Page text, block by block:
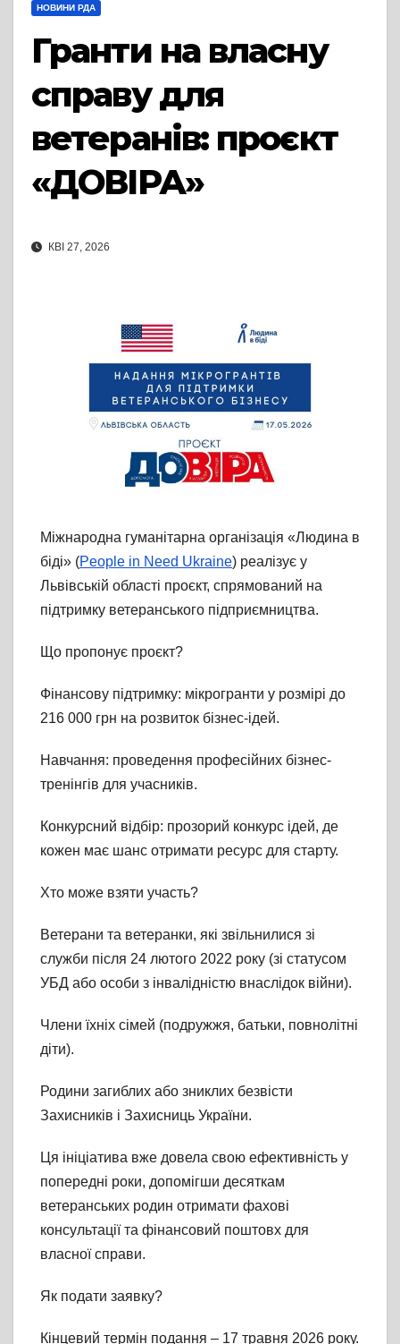
НОВИНИ РДА
Гранти на власну
справу для
ветеранів: проєкт
«ДОВІРА»
КВІ 27, 2026
Міжнародна гуманітарна організація «Людина в
біді» (People in Need Ukraine) реалізує у
Львівській області проєкт, спрямований на
підтримку ветеранського підприємництва.
Що пропонує проєкт?
Фінансову підтримку: мікрогранти у розмірі до
216 000 грн на розвиток бізнес-ідей.
Навчання: проведення професійних бізнес-
тренінгів для учасників.
Конкурсний відбір: прозорий конкурс ідей, де
кожен має шанс отримати ресурс для старту.
Хто може взяти участь?
Ветерани та ветеранки, які звільнилися зі
служби після 24 лютого 2022 року (зі статусом
УБД або особи з інвалідністю внаслідок війни).
Члени їхніх сімей (подружжя, батьки, повнолітні
діти).
Родини загиблих або зниклих безвісти
Захисників і Захисниць України.
Ця ініціатива вже довела свою ефективність у
попередні роки, допомігши десяткам
ветеранських родин отримати фахові
консультації та фінансовий поштовх для
власної справи.
Як подати заявку?
Кінцевий термін подання – 17 травня 2026 року.